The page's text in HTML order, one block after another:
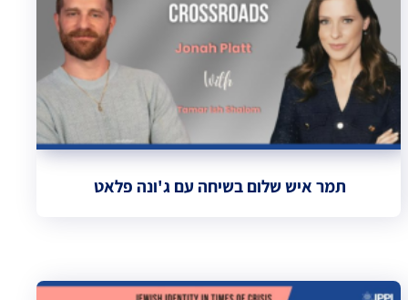
תמר איש שלום בשיחה עם ג'ונה פלאט